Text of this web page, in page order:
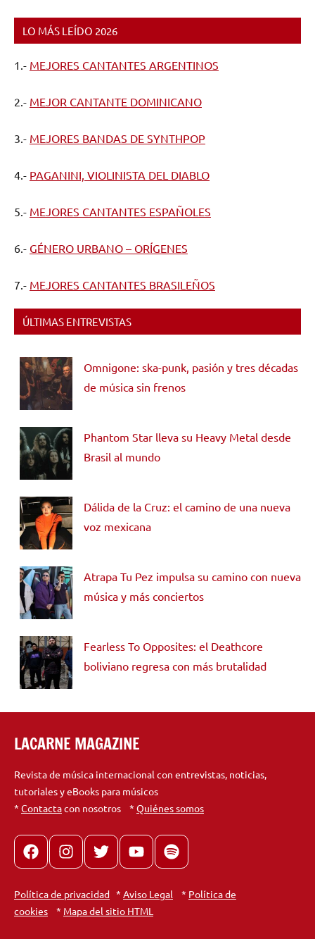
LO MÁS LEÍDO 2026
1.- MEJORES CANTANTES ARGENTINOS
2.- MEJOR CANTANTE DOMINICANO
3.- MEJORES BANDAS DE SYNTHPOP
4.- PAGANINI, VIOLINISTA DEL DIABLO
5.- MEJORES CANTANTES ESPAÑOLES
6.- GÉNERO URBANO – ORÍGENES
7.- MEJORES CANTANTES BRASILEÑOS
ÚLTIMAS ENTREVISTAS
Omnigone: ska-punk, pasión y tres décadas
de música sin frenos
Phantom Star lleva su Heavy Metal desde
Brasil al mundo
Dálida de la Cruz: el camino de una nueva
voz mexicana
Atrapa Tu Pez impulsa su camino con nueva
música y más conciertos
Fearless To Opposites: el Deathcore
boliviano regresa con más brutalidad
LACARNE MAGAZINE
Revista de música internacional con entrevistas, noticias,
tutoriales y eBooks para músicos
* Contactacon nosotros * Quiénes somos
FacebookInstagram
X youtubespotify
Política de privacidad * Aviso Legal * Política de
cookies * Mapa del sitio HTML